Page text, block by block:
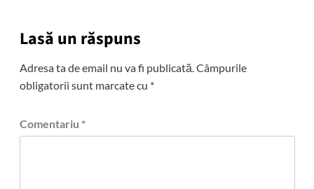
Lasă un răspuns
Adresa ta de email nu va fi publicată.Câmpurile
obligatorii sunt marcate cu *
Comentariu *